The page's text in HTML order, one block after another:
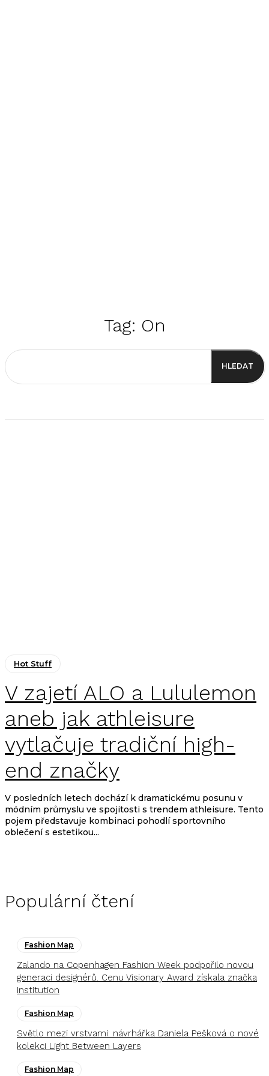
Tag: On
HLEDAT
Hot Stuff
V zajetí ALO a Lululemon
aneb jak athleisure
vytlačuje tradiční high-
end značky
V posledních letech dochází k dramatickému posunu v
módním průmyslu ve spojitosti s trendem athleisure. Tento
pojem představuje kombinaci pohodlí sportovního
oblečení s estetikou...
Populární čtení
Fashion Map
Zalando na Copenhagen Fashion Week podpořilo novou
generaci designérů. Cenu Visionary Award získala značka
Institution
Fashion Map
Světlo mezi vrstvami: návrhářka Daniela Pešková o nové
kolekci Light Between Layers
Fashion Map